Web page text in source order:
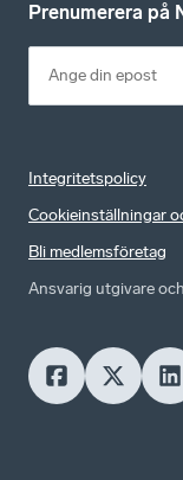
Prenumerera på
Integritetspolicy
Cookieinställningar
Bli medlemsföretag
Ansvarig utgivare